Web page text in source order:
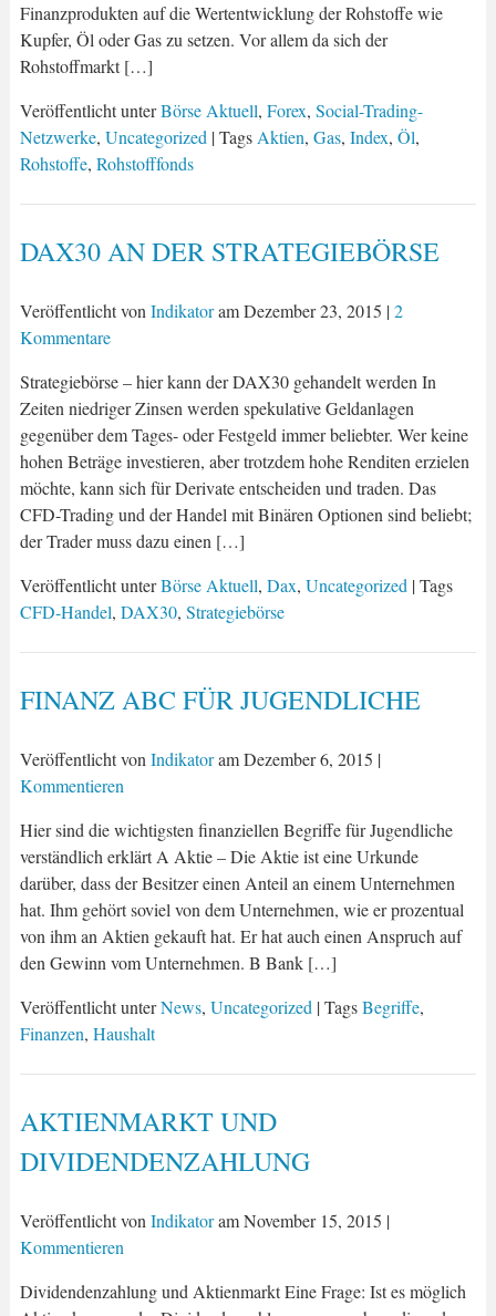
Finanzprodukten auf die Wertentwicklung der Rohstoffe wie
Kupfer, Öl oder Gas zu setzen. Vor allem da sich der
Rohstoffmarkt […]
Veröffentlicht unterBörse Aktuell, Forex, Social-Trading-
Netzwerke, Uncategorized | Tags Aktien, Gas, Index, Öl,
Rohstoffe, Rohstofffonds
DAX30 AN DER STRATEGIEBÖRSE
Veröffentlicht von IndikatoramDezember 23, 2015 |2
Kommentare
Strategiebörse – hier kann der DAX30 gehandelt werden In
Zeiten niedriger Zinsen werden spekulative Geldanlagen
gegenüber dem Tages- oder Festgeld immer beliebter. Wer keine
hohen Beträge investieren, aber trotzdem hohe Renditen erzielen
möchte, kann sich für Derivate entscheiden und traden. Das
CFD-Trading und der Handel mit Binären Optionen sind beliebt;
der Trader muss dazu einen […]
Veröffentlicht unterBörse Aktuell, Dax, Uncategorized | Tags
CFD-Handel, DAX30, Strategiebörse
FINANZ ABC FÜR JUGENDLICHE
Veröffentlicht von IndikatoramDezember 6, 2015 |
Kommentieren
Hier sind die wichtigsten finanziellen Begriffe für Jugendliche
verständlich erklärt A Aktie – Die Aktie ist eine Urkunde
darüber, dass der Besitzer einen Anteil an einem Unternehmen
hat. Ihm gehört soviel von dem Unternehmen, wie er prozentual
von ihm an Aktien gekauft hat. Er hat auch einen Anspruch auf
den Gewinn vom Unternehmen. B Bank […]
Veröffentlicht unterNews, Uncategorized | TagsBegriffe,
Finanzen, Haushalt
AKTIENMARKT UND
DIVIDENDENZAHLUNG
Veröffentlicht von IndikatoramNovember 15, 2015 |
Kommentieren
Dividendenzahlung und Aktienmarkt Eine Frage: Ist es möglich